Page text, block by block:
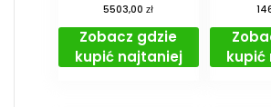
5503,00zł
Zobacz gdzie
kupić najtaniej
kupić